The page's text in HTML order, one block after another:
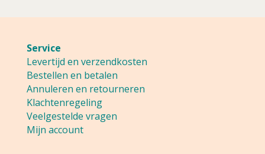
kan
gekozen
worden
op
de
productpagina
Service
Levertijd en verzendkosten
Bestellen en betalen
Annuleren en retourneren
Klachtenregeling
Veelgestelde vragen
Mijn account